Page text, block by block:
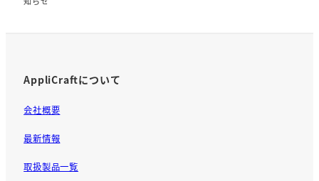
AppliCraftについて
会社概要
最新情報
取扱製品一覧